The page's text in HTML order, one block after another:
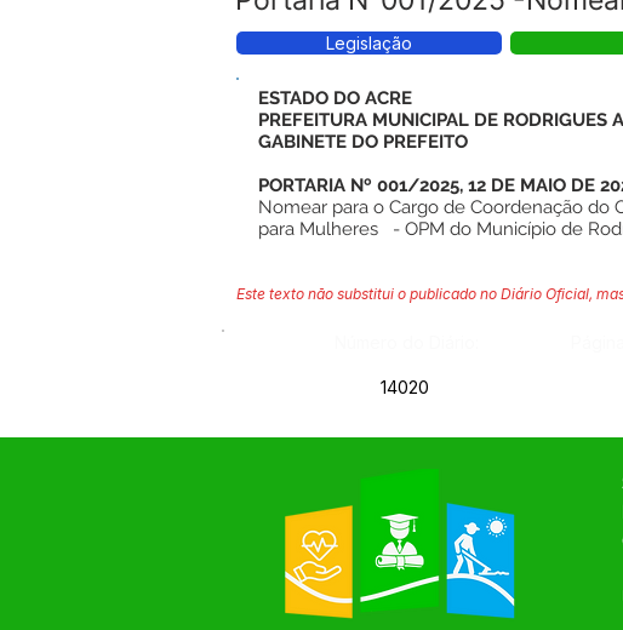
Legislação
ESTADO DO ACRE
PREFEITURA MUNICIPAL DE RODRIGUES
GABINETE DO PREFEITO
PORTARIA Nº 001/2025, 12 DE MAIO DE
Nomear para o Cargo de Coordenação do
para Mulheres - OPM do Município de
Este texto não substitui o publicado no Diário Oficial,
14020